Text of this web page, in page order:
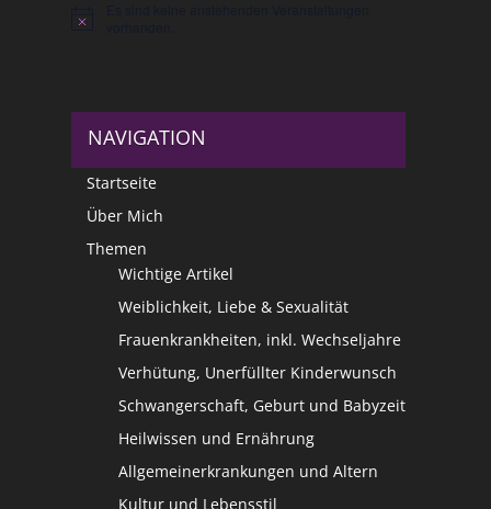
Hinweis
NAVIGATION
Startseite
Über Mich
Themen
Wichtige Artikel
Weiblichkeit, Liebe & Sexualität
Frauenkrankheiten, inkl. Wechseljahre
Verhütung, Unerfüllter Kinderwunsch
Schwangerschaft, Geburt und Babyzeit
Heilwissen und Ernährung
Allgemeinerkrankungen und Altern
Kultur und Lebensstil